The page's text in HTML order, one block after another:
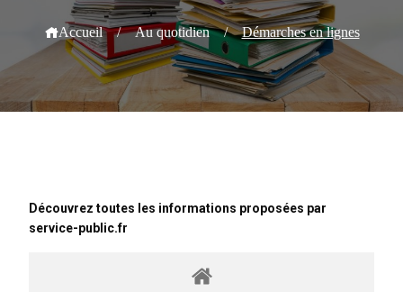
Accueil / Au quotidien / Démarches en lignes
Découvrez toutes les informations proposées par
service-public.fr